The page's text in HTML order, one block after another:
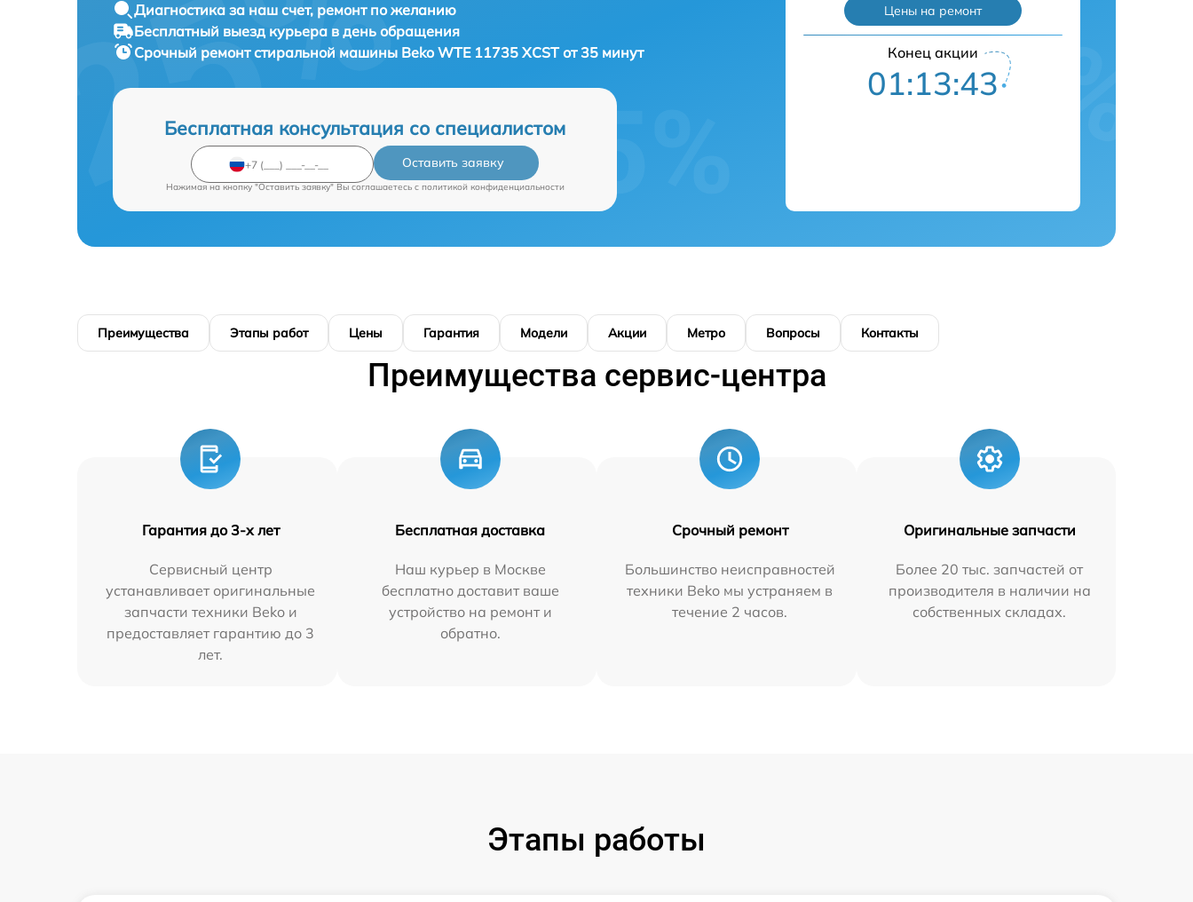
Диагностика за наш счет, ремонт по желанию
Бесплатный выезд курьера в день обращения
Срочный ремонтстиральной машины Beko WTE 11735 XCST от 35 минут
Бесплатная консультация со специалистом
Оставить заявку
Нажимая на кнопку "Оставить заявку" Вы соглашаетесь c политикой конфиденциальности
Цены на ремонт
Конец акции
01:13:43
Преимущества Этапы работ Цены Гарантия Модели Акции Метро Вопросы Контакты
Преимущества сервис-центра
Гарантия до 3-х лет
Сервисный центр
устанавливает оригинальные
запчасти техники Beko и
предоставляет гарантию до 3
лет.
Бесплатная доставка
Наш курьер в Москве
бесплатно доставит ваше
устройство на ремонт и
обратно.
Срочный ремонт
Большинство неисправностей
техники Beko мы устраняем в
течение 2 часов.
Оригинальные запчасти
Более 20 тыс. запчастей от
производителя в наличии на
собственных складах.
Этапы работы